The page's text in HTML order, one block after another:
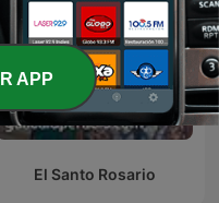
El Santo Rosario
APP